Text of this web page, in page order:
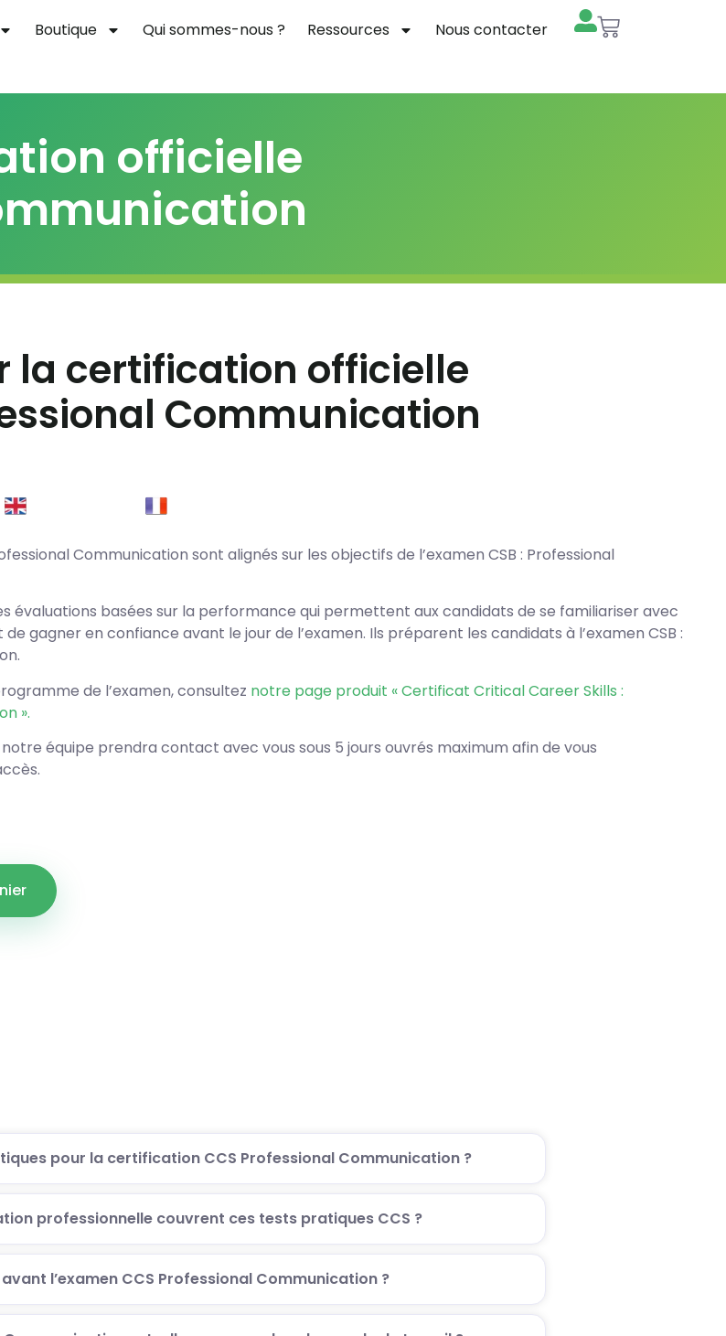
Boutique Qui sommes-nous ? Ressources Nous contacter
officielle
la certification officielle
Communication
Communication sont alignés sur les objectifs de l’examen CSB : Professional
évaluations basées sur la performance qui permettent aux candidats de se familiariser avec
gagner en confiance avant le jour de l’examen. Ils préparent les candidats à l’examen CSB :
de l’examen, consultez notre page produit « Certificat Critical Career Skills :
».
équipe prendra contact avec vous sous 5 jours ouvrés maximum afin de vous
pour la certification CCS Professional Communication ?
professionnelle couvrent ces tests pratiques CCS ?
l’examen CCS Professional Communication ?